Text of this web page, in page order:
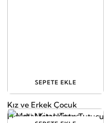
SEPETE EKLE
Kız ve Erkek Çocuk
Figürlü Metal Kitap Tutucu